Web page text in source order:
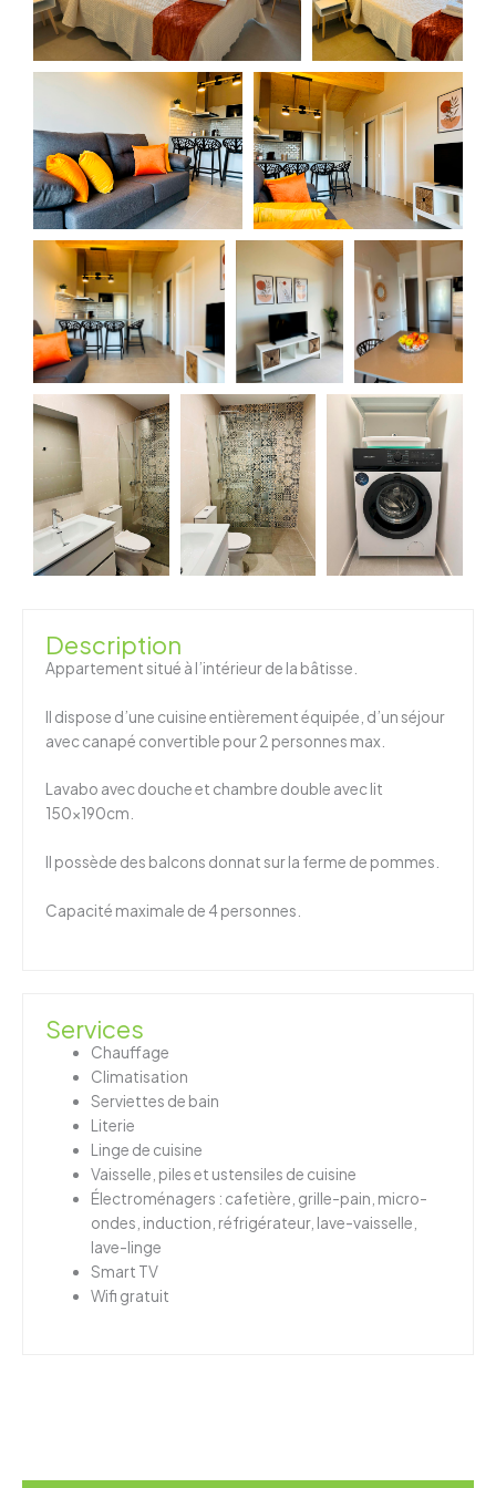
Description
Appartement situé à l’intérieur de la bâtisse.
Il dispose d’une cuisine entièrement équipée, d’un séjour
avec canapé convertible pour 2 personnes max.
Lavabo avec douche et chambre double avec lit
150x190cm.
Il possède des balcons donnat sur la ferme de pommes.
Capacité maximale de 4 personnes.
Services
Chauffage
Climatisation
Serviettes de bain
Literie
Linge de cuisine
Vaisselle, piles et ustensiles de cuisine
Électroménagers : cafetière, grille-pain, micro-
ondes, induction, réfrigérateur, lave-vaisselle,
lave-linge
Smart TV
Wifi gratuit